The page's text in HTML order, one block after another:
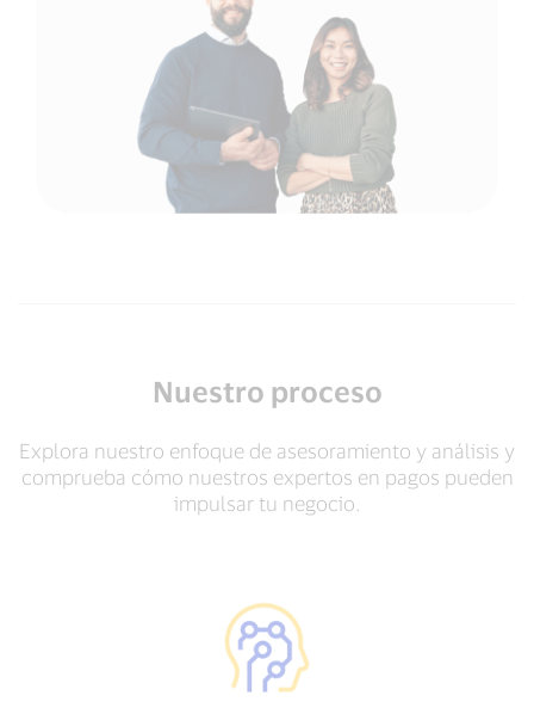
Nuestro proceso
Explora nuestro enfoque de asesoramiento y análisis y
comprueba cómo nuestros expertos en pagos pueden
impulsar tu negocio.